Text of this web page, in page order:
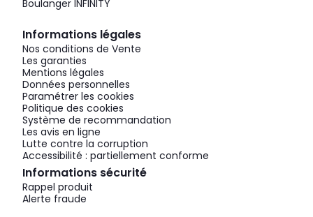
Boulanger INFINITY
Informations légales
Nos conditions de Vente
Les garanties
Mentions légales
Données personnelles
Paramétrer les cookies
Politique des cookies
Système de recommandation
Les avis en ligne
Lutte contre la corruption
Accessibilité : partiellement conforme
Informations sécurité
Rappel produit
Alerte fraude